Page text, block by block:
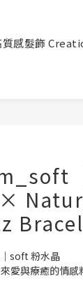
質感髮飾
soft 粉水晶
愛與療癒的情感